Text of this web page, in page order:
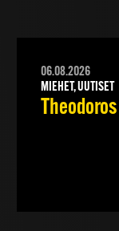
06.08.2026
MIEHET, UUTISET